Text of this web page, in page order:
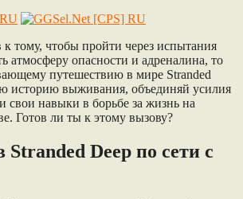
к тому, чтобы пройти через испытания
атмосферу опасности и адреналина, то
путешествию в мире Stranded
историю выживания, объединяй усилия
свои навыки в борьбе за жизнь на
Готов ли ты к этому вызову?
Stranded Deep по сети с